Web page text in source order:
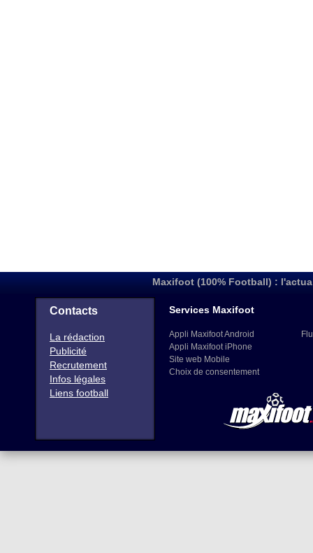
Maxifoot (100% Football) :
Contacts
La rédaction
Publicité
Recrutement
Infos légales
Liens football
Services Maxifoot
Appli Maxifoot Android
Appli Maxifoot iPhone
Site web Mobile
Choix de consentement